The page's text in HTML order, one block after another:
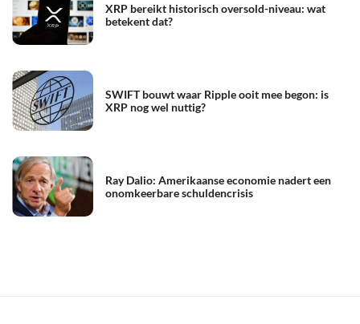
XRP bereikt historisch oversold-niveau: wat
betekent dat?
SWIFT bouwt waar Ripple ooit mee begon: is
XRP nog wel nuttig?
Ray Dalio: Amerikaanse economie nadert een
onomkeerbare schuldencrisis